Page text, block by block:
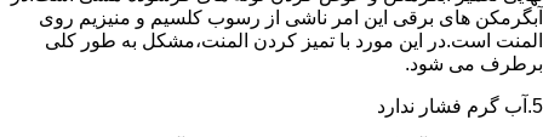
آبگرمکن های برقی این امر ناشی از رسوب کلسیم و منیزیم روی
المنت است.در این مورد با تمیز کردن المنت،مشکل به طور کلی
برطرف می شود.
5.آب گرم فشار ندارد